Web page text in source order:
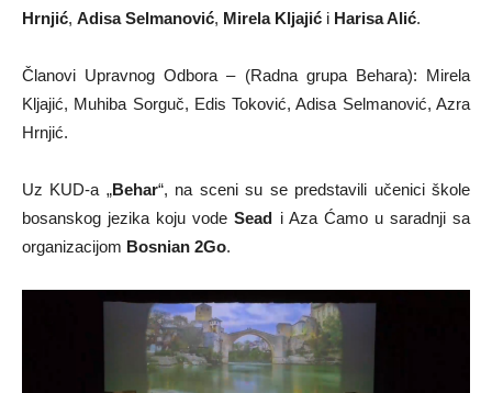
Hrnjić, Adisa Selmanović, Mirela Kljajić i Harisa Alić.
Članovi Upravnog Odbora – (Radna grupa Behara): Mirela
Kljajić, Muhiba Sorguč, Edis Toković, Adisa Selmanović, Azra
Hrnjić.
Uz KUD-a „Behar“, na sceni su se predstavili učenici škole
bosanskog jezika koju vodeSead i Aza Ćamo u saradnji sa
organizacijom Bosnian 2Go.